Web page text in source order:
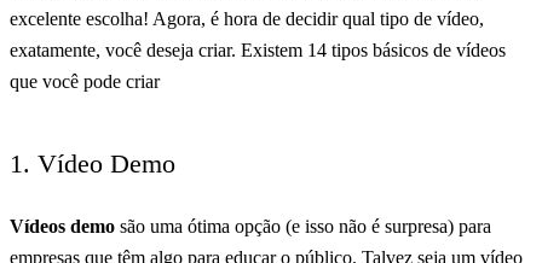
excelente escolha! Agora, é hora de decidir qual tipo de vídeo,
exatamente, você deseja criar. Existem 14 tipos básicos de vídeos
que você pode criar
1. Vídeo Demo
Vídeos demo são uma ótima opção (e isso não é surpresa) para
empresas que têm algo para educar o público. Talvez seja um vídeo